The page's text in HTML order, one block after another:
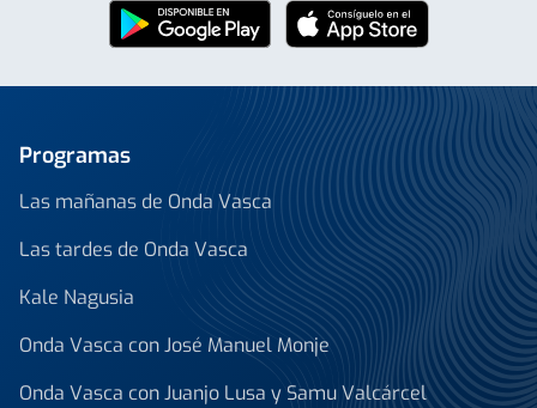
Programas
Las mañanas de Onda Vasca
Las tardes de Onda Vasca
Kale Nagusia
Onda Vasca con José Manuel Monje
Onda Vasca con Juanjo Lusa y Samu Valcárcel